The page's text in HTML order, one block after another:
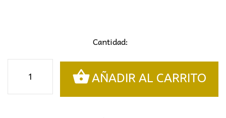
Cantidad:
decorativa
cantidad
AÑADIR AL CARRITO